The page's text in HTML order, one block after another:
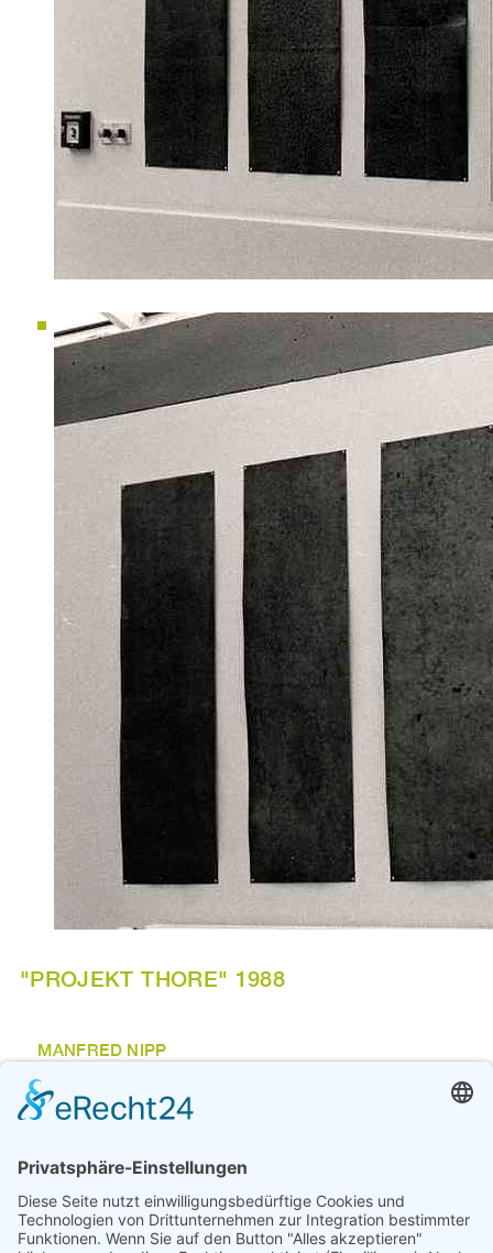
"PROJEKT THORE" 1988
MANFRED NIPP
21 Metallplatten, je 1,3 m x 0,4 m; 21 Drucke, Papier, S /
W, je 1,4 m x 0,5 m Standorte: Osterthor - Ecke Altenwall
Doventhor - Ecke
An den sieben Standorten der ehemaligen Bremer
Stadttore wurden je drei Metallplatten für die Zeitdauer von